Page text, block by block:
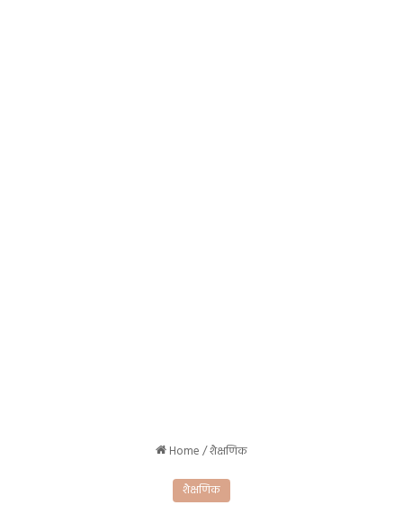
Home/शैक्षणिक
शैक्षणिक